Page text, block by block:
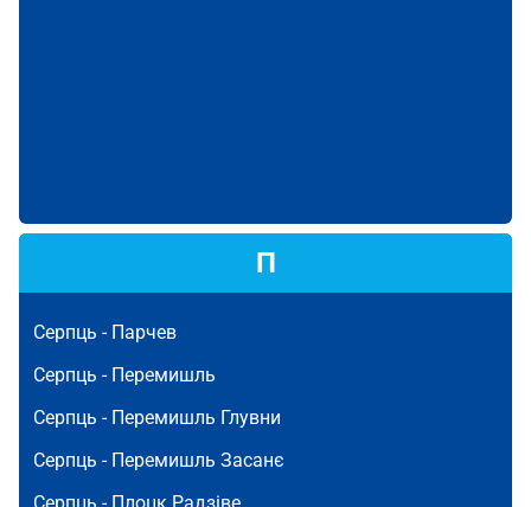
П
Серпць - Парчев
Серпць - Перемишль
Серпць - Перемишль Глувни
Серпць - Перемишль Засанє